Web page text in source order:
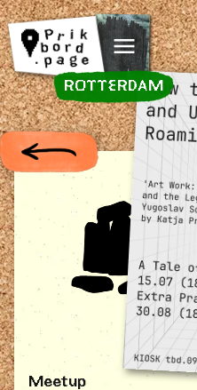
Spring naar inhoud
ROTTERDAM
Meetup